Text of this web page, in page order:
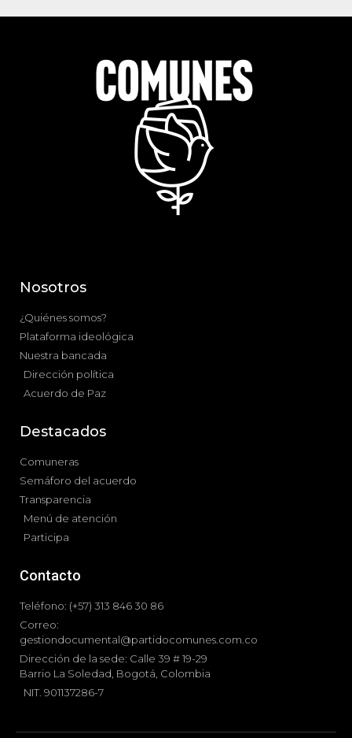
Nosotros
¿Quiénes somos?
Plataforma ideológica
Nuestra bancada
Dirección política
Acuerdo de Paz
Destacados
Comuneras
Semáforo del acuerdo
Transparencia
Menú de atención
Participa
Contacto
Teléfono: (+57) 313 846 30 86
Correo:
gestiondocumental@partidocomunes.com.co
Dirección de la sede: Calle 39 # 19-29
Barrio La Soledad, Bogotá, Colombia
NIT. 901137286-7